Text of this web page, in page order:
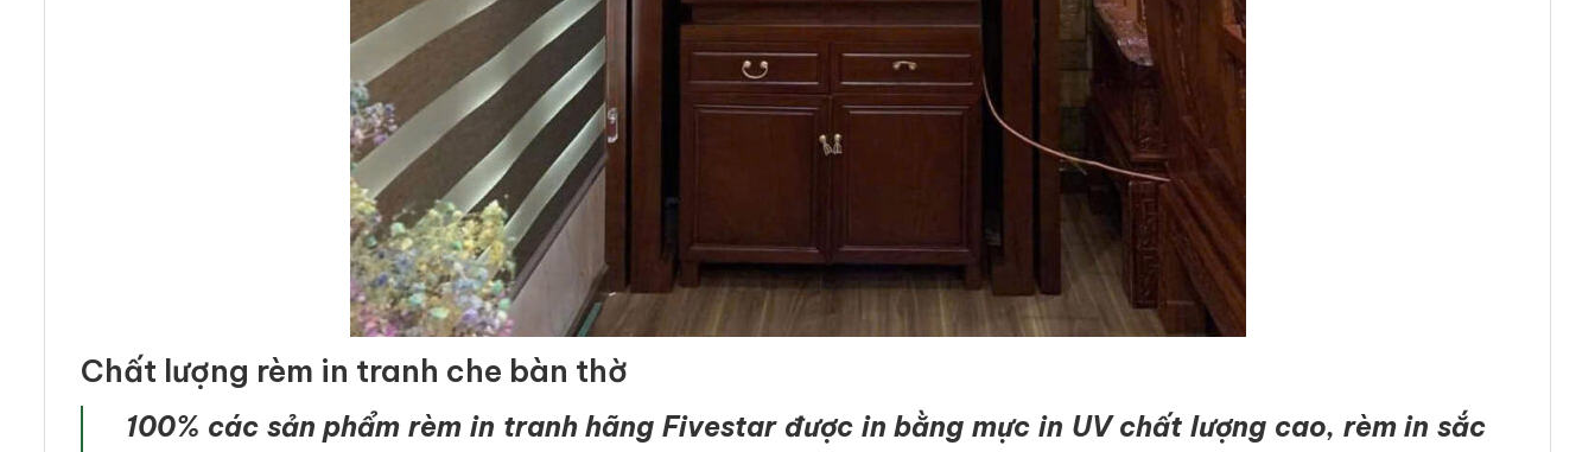
Chất lượng rèm in tranh che bàn thờ
100% các sản phẩm rèm in tranh hãng Fivestar được in bằng mực in UV chất lượng cao, rèm in sắc